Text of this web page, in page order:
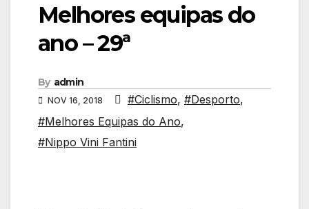
Melhores equipas do
ano – 29ª
By admin
NOV 16, 2018 #Ciclismo, #Desporto,
#Melhores Equipas do Ano,
#Nippo Vini Fantini